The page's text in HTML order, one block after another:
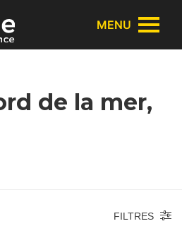
MENU
de la mer,
FILTRES